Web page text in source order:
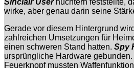
wirke, aber genau darin seine
Gerade vor diesem Hintergrund
zahlreichen Umsetzungen für
einen schweren Stand hatten. Spy
ursprüngliche Hardware
Feuerknopf mussten